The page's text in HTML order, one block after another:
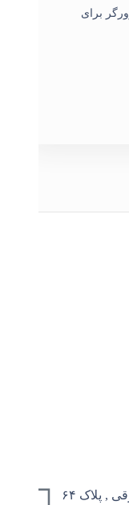
برای
سعادت آباد , میدان کاج , خیابان سرو شرقی , پلاک ۶۴